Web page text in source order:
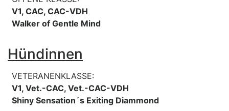
V1, CAC, CAC-VDH
Walker of Gentle Mind
Hündinnen
VETERANENKLASSE:
V1, Vet.-CAC, Vet.-CAC-VDH
Shiny Sensation´s Exiting Diammond